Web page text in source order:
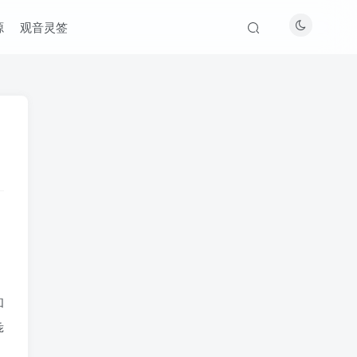
观音灵签